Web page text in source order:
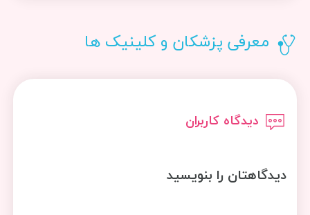
معرفی پزشکان و کلینیک ها
دیدگاه کاربران
دیدگاهتان را بنویسید